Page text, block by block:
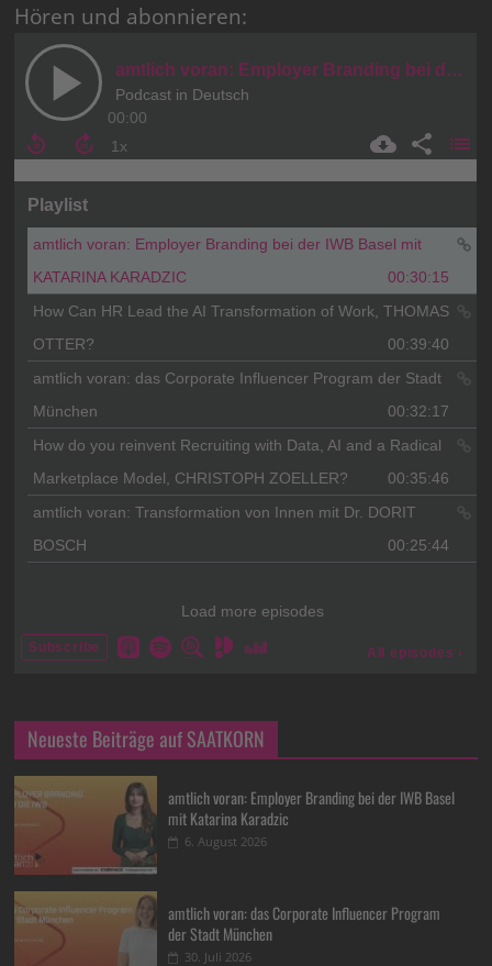
Hören und abonnieren:
Neueste Beiträge auf SAATKORN
amtlich voran: Employer Branding bei der IWB Basel
mit Katarina Karadzic
6. August 2026
amtlich voran: das Corporate Influencer Program
der Stadt München
30. Juli 2026